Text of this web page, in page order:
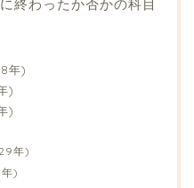
終わったか否かの科目
年)
)
)
年)
)